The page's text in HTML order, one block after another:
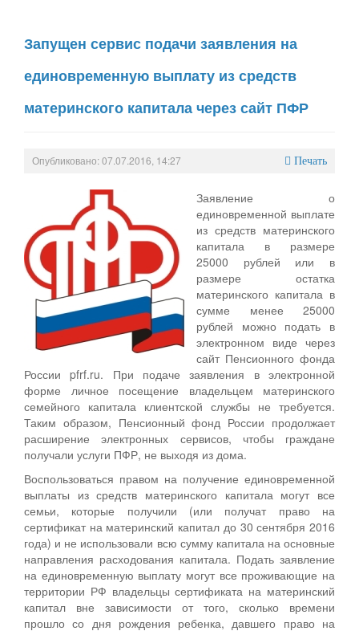
Запущен сервис подачи заявления на
единовременную выплату из средств
материнского капитала через сайт ПФР
Опубликовано: 07.07.2016, 14:27 Печать
Заявление о
единовременной выплате
из средств материнского
капитала в размере
25000 рублей или в
размере остатка
материнского капитала в
сумме менее 25000
рублей можно подать в
электронном виде через
сайт Пенсионного фонда
России pfrf.ru. При подаче заявления в электронной
форме личное посещение владельцем материнского
семейного капитала клиентской службы не требуется.
Таким образом, Пенсионный фонд России продолжает
расширение электронных сервисов, чтобы граждане
получали услуги ПФР, не выходя из дома.
Воспользоваться правом на получение единовременной
выплаты из средств материнского капитала могут все
семьи, которые получили (или получат право на
сертификат на материнский капитал до 30 сентября 2016
года) и не использовали всю сумму капитала на основные
направления расходования капитала. Подать заявление
на единовременную выплату могут все проживающие на
территории РФ владельцы сертификата на материнский
капитал вне зависимости от того, сколько времени
прошло со дня рождения ребенка, давшего право на